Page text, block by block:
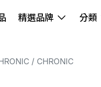
精選品牌 分類
CHRONIC